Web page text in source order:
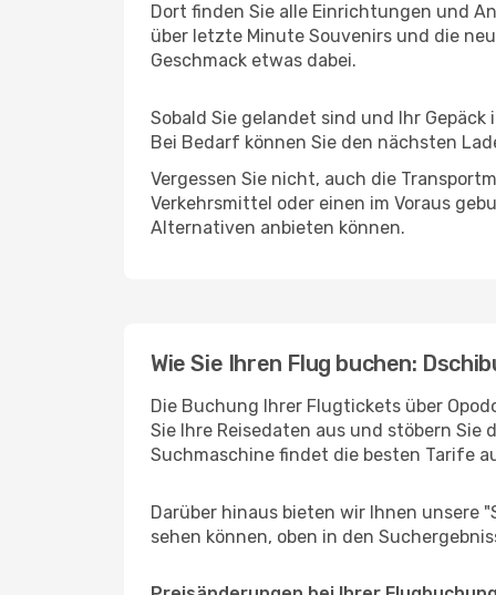
Dort finden Sie alle Einrichtungen und
über letzte Minute Souvenirs und die
Geschmack etwas dabei.
Sobald Sie gelandet sind und Ihr
Bei Bedarf können Sie den nächsten
Vergessen Sie nicht, auch die
Verkehrsmittel oder einen im Voraus
Alternativen anbieten können.
Wie Sie Ihren Flug buchen:
Die Buchung Ihrer Flugtickets über
Sie Ihre Reisedaten aus und stöbern Sie
Suchmaschine findet die besten Tarife
Darüber hinaus bieten wir Ihnen unsere
sehen können, oben in den